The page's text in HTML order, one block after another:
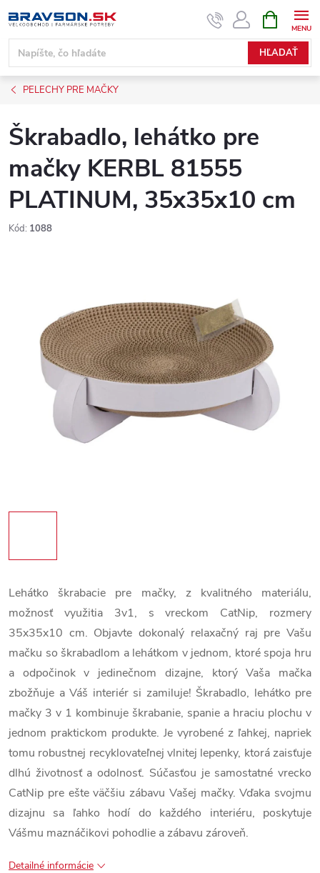
na
obsah
HĽADAŤ
KOŠÍK
PELECHY PRE MAČKY
Škrabadlo, lehátko pre
mačky KERBL 81555
PLATINUM, 35x35x10 cm
Kód: 1088
Lehátko škrabacie pre mačky, z kvalitného materiálu,
možnosť využitia 3v1, s vreckom CatNip, rozmery
35x35x10 cm. Objavte dokonalý relaxačný raj pre Vašu
mačku so škrabadlom a lehátkom v jednom, ktoré spoja hru
a odpočinok v jedinečnom dizajne, ktorý Vaša mačka
zbožňuje a Váš interiér si zamiluje! Škrabadlo, lehátko pre
mačky 3 v 1 kombinuje škrabanie, spanie a hraciu plochu v
jednom praktickom produkte. Je vyrobené z ľahkej, napriek
tomu robustnej recyklovateľnej vlnitej lepenky, ktorá zaisťuje
dlhú životnosť a odolnosť. Súčasťou je samostatné vrecko
CatNip pre ešte väčšiu zábavu Vašej mačky. Vďaka svojmu
dizajnu sa ľahko hodí do každého interiéru, poskytuje
Vášmu maznáčikovi pohodlie a zábavu zároveň.
Detailné informácie